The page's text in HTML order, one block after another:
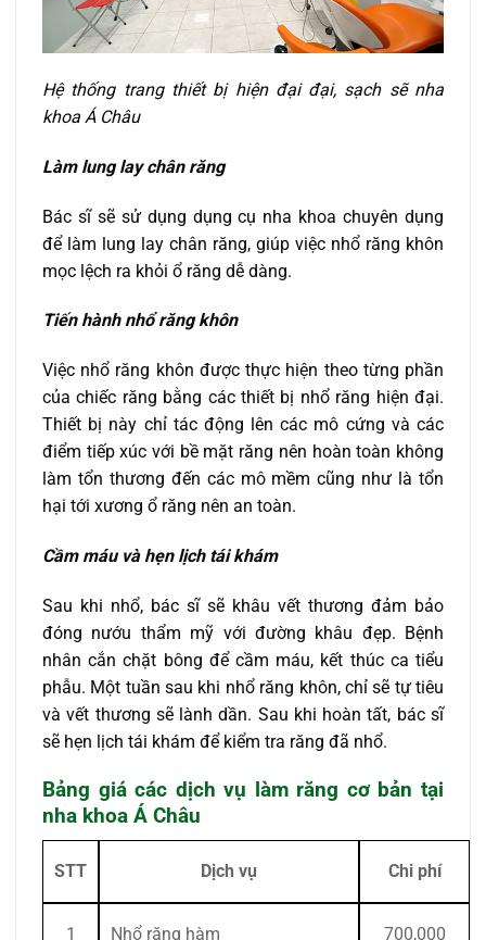
Hệ thống trang thiết bị hiện đại đại, sạch sẽ nha
khoa Á Châu
Làm lung lay chân răng
Bác sĩ sẽ sử dụng dụng cụ nha khoa chuyên dụng
để làm lung lay chân răng, giúp việc nhổ răng khôn
mọc lệch ra khỏi ổ răng dễ dàng.
Tiến hành nhổ răng khôn
Việc nhổ răng khôn được thực hiện theo từng phần
của chiếc răng bằng các thiết bị nhổ răng hiện đại.
Thiết bị này chỉ tác động lên các mô cứng và các
điểm tiếp xúc với bề mặt răng nên hoàn toàn không
làm tổn thương đến các mô mềm cũng như là tổn
hại tới xương ổ răng nên an toàn.
Cầm máu và hẹn lịch tái khám
Sau khi nhổ, bác sĩ sẽ khâu vết thương đảm bảo
đóng nướu thẩm mỹ với đường khâu đẹp. Bệnh
nhân cắn chặt bông để cầm máu, kết thúc ca tiểu
phẫu. Một tuần sau khi nhổ răng khôn, chỉ sẽ tự tiêu
và vết thương sẽ lành dần. Sau khi hoàn tất, bác sĩ
sẽ hẹn lịch tái khám để kiểm tra răng đã nhổ.
Bảng giá các dịch vụ làm răng cơ bản tại
nha khoa Á Châu
STT Dịch vụ Chi phí
1 Nhổ răng hàm 700,000